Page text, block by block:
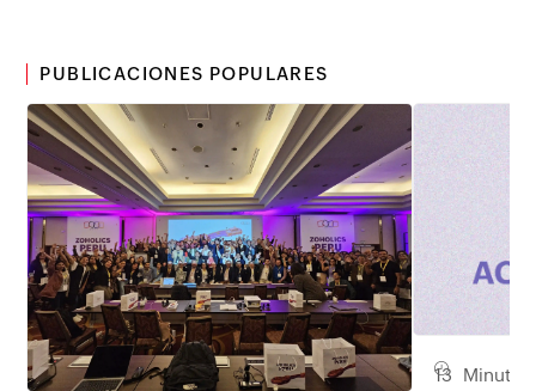
PUBLICACIONES POPULARES
13 Minuto